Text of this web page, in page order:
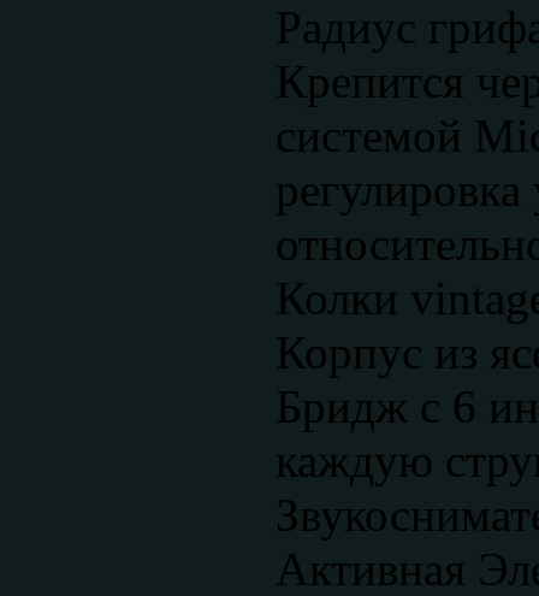
Радиус
Крепится
системой
Колки
Корпус из
Бридж с 6
каждую
Активная